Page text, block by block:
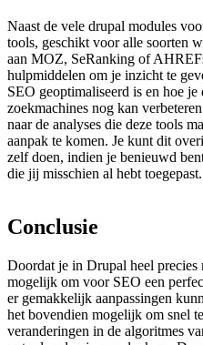
Naast de vele drupal modules
tools, geschikt voor alle soorten
aan MOZ, SeRanking of
hulpmiddelen om je inzicht te
SEO geoptimaliseerd is en hoe
zoekmachines nog kan
naar de analyses die deze tools
aanpak te komen. Je kunt dit
zelf doen, indien je benieuwd
die jij misschien al hebt toegepast.
Conclusie
Doordat je in Drupal heel precies
mogelijk om voor SEO een
er gemakkelijk aanpassingen
het bovendien mogelijk om snel
veranderingen in de algoritmes